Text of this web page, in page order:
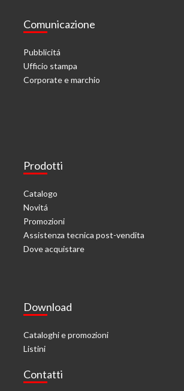
Comunicazione
Pubblicitá
Ufficio stampa
Corporate e marchio
Prodotti
Catalogo
Novitá
Promozioni
Assistenza tecnica post-vendita
Dove acquistare
Download
Cataloghi e promozioni
Listini
Contatti